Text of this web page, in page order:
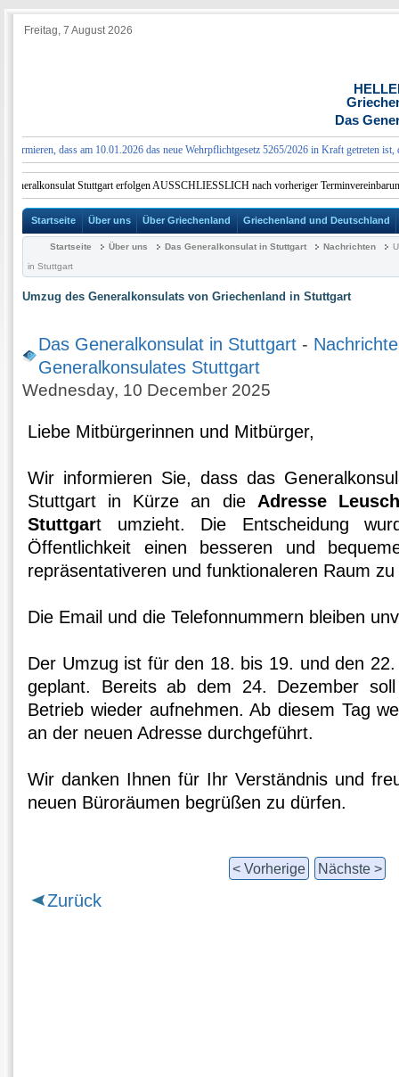
Freitag, 7 August 2026
Das
dass am 10.01.2026 das neue Wehrpflichtgesetz 5265/2026 in Kraft getreten ist,
Stuttgart erfolgen AUSSCHLIESSLICH nach vorheriger Terminvereinbarung.
Startseite Über uns Über Griechenland Griechenland und Deutschland
Startseite Über uns Das Generalkonsulat in Stuttgart Nachrichten
in Stuttgart
Umzug des Generalkonsulats von Griechenland in Stuttgart
Das Generalkonsulat in Stuttgart -
Generalkonsulates Stuttgart
Wednesday, 10 December 2025
Liebe Mitbürgerinnen und Mitbürger,
Wir informieren Sie, dass das
Stuttgart in Kürze an die Adresse
Stuttgart umzieht. Die Entscheidung
Öffentlichkeit einen besseren und
repräsentativeren und funktionaleren Raum
Die Email und die Telefonnummern bleiben
Der Umzug ist für den 18. bis 19. und den
geplant. Bereits ab dem 24. Dezember
Betrieb wieder aufnehmen. Ab diesem Tag
an der neuen Adresse durchgeführt.
Wir danken Ihnen für Ihr Verständnis und
neuen Büroräumen begrüßen zu dürfen.
< Vorherige Nächste >
Zurück